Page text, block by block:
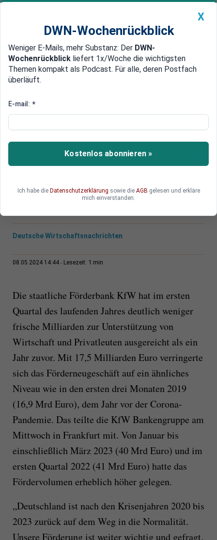
Newsticker MEIN DWN: Geldanlage Premium
Edelmetalle DWN-Magazin China
KfW: Deutlich weniger Förder-
Jahresauftakt
Nach mehreren Krisenjahren hat sich das
Kreditgeschäft der staatlichen Förderbank
Bankengruppe immer noch ziemlich gut.
Deutsche Wirtschaftsnachrichten
08.05.2024 14:44 Lesezeit: 1 min
Die staatliche Förderbank KfW hat im ersten
Quartal des laufenden Jahres deutlich weniger
frische Milliarden zur Unterstützung von
Wirtschaft und Privatleuten ausgereicht als ein
Jahr zuvor. Mit 17,5 Milliarden Euro verringerte
sich das Förderneugeschäft auf ein ähnliches
Niveau wie in den ersten drei Monaten 2019
(16,9 Mrd Euro), dem Jahr vor der Corona-
Pandemie. Das teilte die KfW Bankengruppe am
Mittwoch in Frankfurt mit. Von Januar bis
einschließlich März 2023 (40 Mrd Euro) und im
ersten Quartal 2022 (41 Mrd Euro) hatte das
Fördervolumen erheblich höher gelegen.
„Deutschland ist nach den Krisenjahren 2020 bis
2023 zurück auf dem Weg in die Normalität.
Unsere Förderung ist weiter wichtig und gefragt,
X
DWN-Wochenrückblick
Weniger E-Mails, mehr Substanz: Der DWN-
Wochenrückblick liefert 1x/Woche die wichtigsten
Themen kompakt als Podcast. Für alle, deren Postfach
überläuft.
E-mail: *
Kostenlos abonnieren »
Ich habe die Datenschutzerklärung sowie die AGB gelesen und erkläre
mich einverstanden.